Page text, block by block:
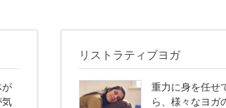
が
気
リストラティブヨガ
重力に身を任せ
ら、様々なヨガ